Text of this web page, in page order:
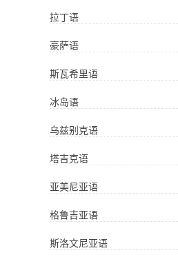
拉丁语
豪萨语
斯瓦希里语
冰岛语
乌兹别克语
塔吉克语
亚美尼亚语
格鲁吉亚语
斯洛文尼亚语